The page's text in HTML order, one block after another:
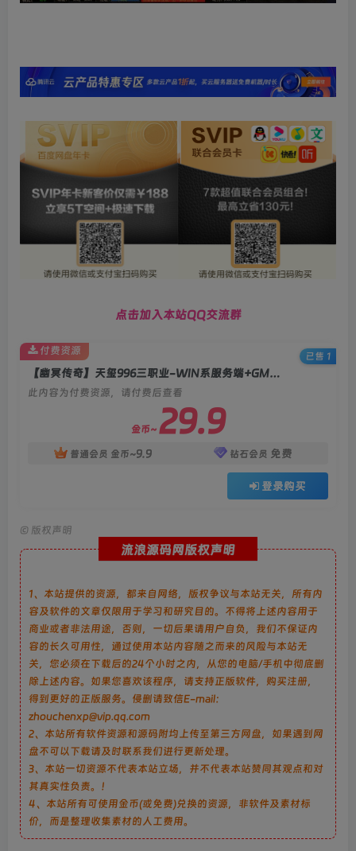
点击加入本站QQ交流群
【幽冥传奇】天玺996三职业-WIN系服务端+GM后台+双端+教程
此内容为付费资源，请付费后查看
金币~ 29.9
普通会员 金币~9.9 钻石会员 免费
登录购买
付费资源
已售 1
© 版权声明
流浪源码网版权声明
1、本站提供的资源，都来自网络，版权争议与本站无关，所有内
容及软件的文章仅限用于学习和研究目的。不得将上述内容用于
商业或者非法用途，否则，一切后果请用户自负，我们不保证内
容的长久可用性，通过使用本站内容随之而来的风险与本站无
关，您必须在下载后的24个小时之内，从您的电脑/手机中彻底删
除上述内容。如果您喜欢该程序，请支持正版软件，购买注册，
得到更好的正版服务。侵删请致信E-mail：
zhouchenxp@vip.qq.com
2、本站所有软件资源和源码附均上传至第三方网盘，如果遇到网
盘不可以下载请及时联系我们进行更新处理。
3、本站一切资源不代表本站立场，并不代表本站赞同其观点和对
其真实性负责。！
4、本站所有可使用金币(或免费)兑换的资源，非软件及素材标
价，而是整理收集素材的人工费用。